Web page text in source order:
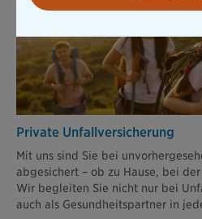
Private Unfallversicherung
Mit uns sind Sie bei
abgesichert – ob zu Hause, bei
Wir begleiten Sie nicht nur bei
auch als Gesundheitspartner in